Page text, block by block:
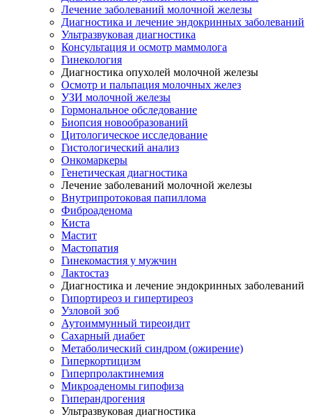
Лечение заболеваний молочной железы
Диагностика и лечение эндокринных заболеваний
Ультразвуковая диагностика
Консультация и осмотр маммолога
Гинекология
Диагностика опухолей молочной железы
Осмотр и пальпация молочных желез
УЗИ молочной железы
Гормональное обследование
Биопсия новообразований
Цитологическое исследование
Гистологический анализ
Онкомаркеры
Генетическая диагностика
Лечение заболеваний молочной железы
Внутрипротоковая папиллома
Фиброаденома
Киста
Мастит
Мастопатия
Гинекомастия у мужчин
Лактостаз
Диагностика и лечение эндокринных заболеваний
Гипортиреоз и гипертиреоз
Узловой зоб
Аутоиммунный тиреоидит
Сахарный диабет
Метаболический синдром (ожирение)
Гиперкортицизм
Гиперпролактинемия
Микроаденомы гипофиза
Гиперандрогения
Ультразвуковая диагностика